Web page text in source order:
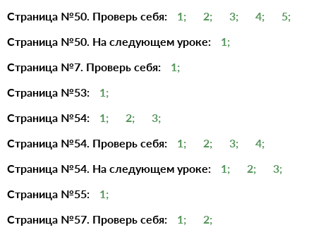
Страница №50. Проверь себя:
1; 2; 3; 4;
5;
Страница №50. На следующем уроке:
1;
Страница №7. Проверь себя:
1;
Страница №53:
1;
Страница №54:
1; 2;
3;
Страница №54. Проверь себя:
1; 2; 3;
4;
Страница №54. На следующем уроке:
1; 2;
3;
Страница №55:
1;
Страница №57. Проверь себя:
1;
2;